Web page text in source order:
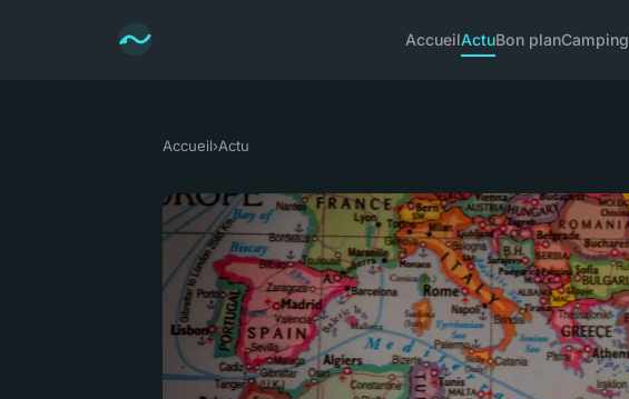
AccueilActuBon planCamping
Accueil›Actu